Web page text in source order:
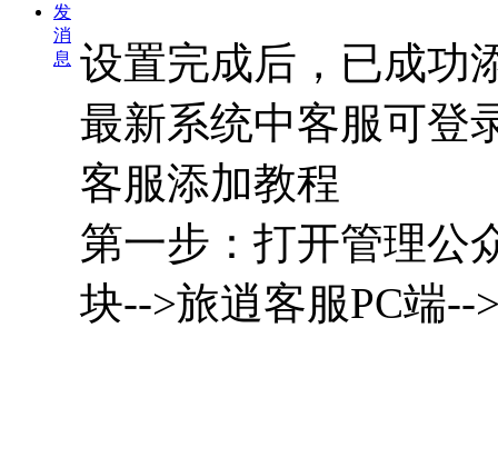
发
消
息 设置完成后，已成功
最新系统中客服可登
客服添加教程
第一步：打开管理公
块-->旅逍客服PC端--